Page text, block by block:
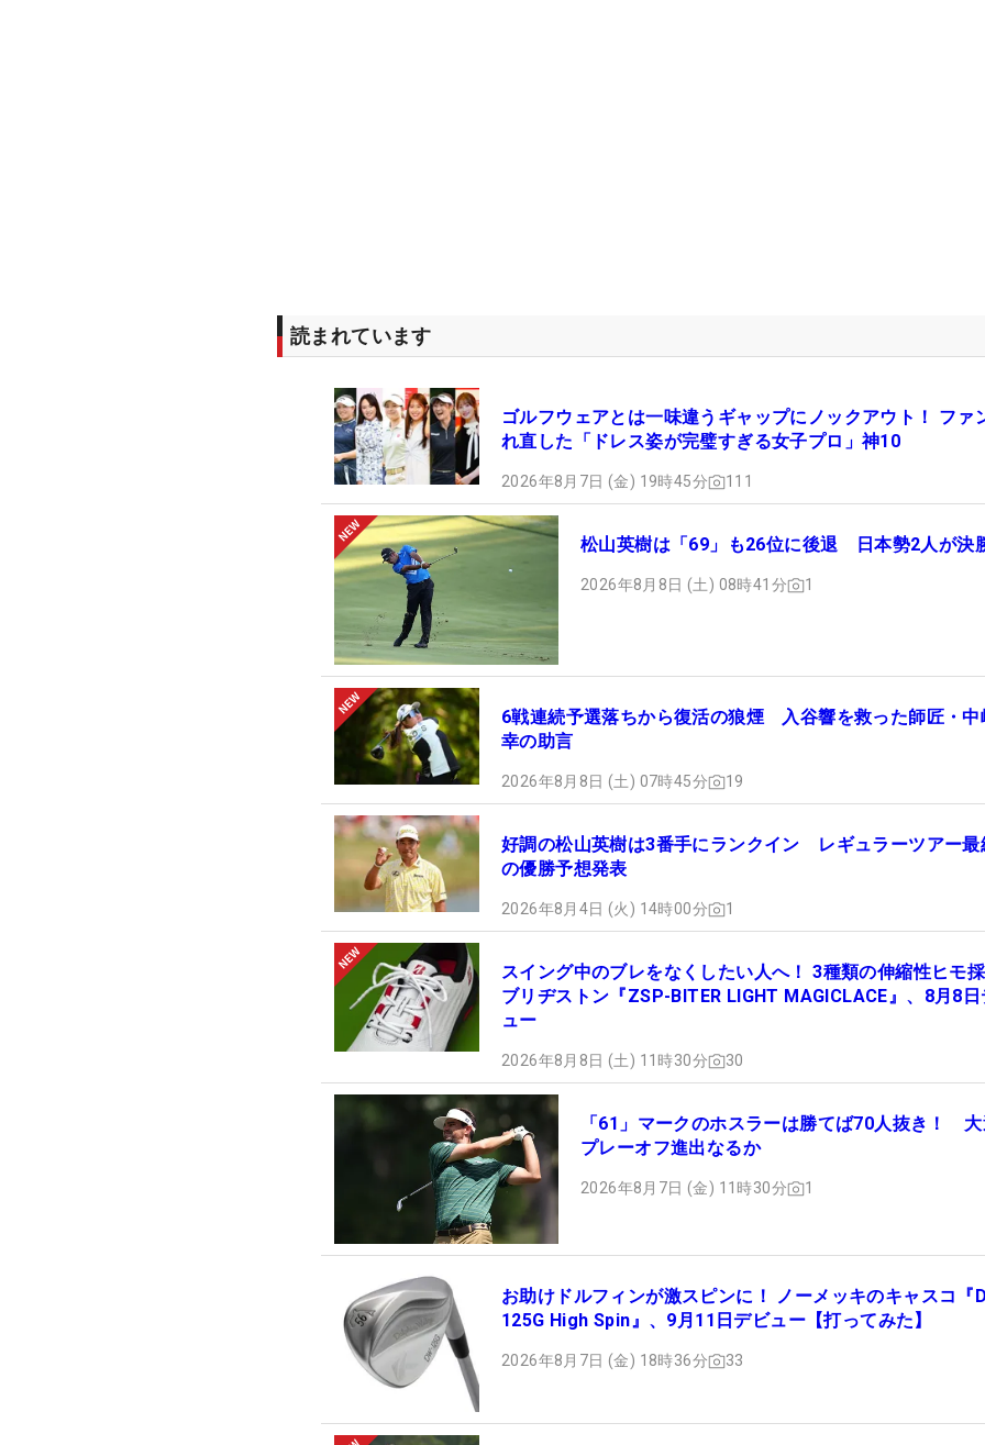
読まれています
ゴルフウェアとは一味違うギャップにノックアウト！ ファ
れ直した「ドレス姿が完璧すぎる女子プロ」神10
2026年8月7日 (金) 19時45分 111
松山英樹は「69」も26位に後退 日本勢2人が決
2026年8月8日 (土) 08時41分 1
6戦連続予選落ちから復活の狼煙 入谷響を救った師匠・中
幸の助言
2026年8月8日 (土) 07時45分 19
好調の松山英樹は3番手にランクイン レギュラーツアー最
の優勝予想発表
2026年8月4日 (火) 14時00分 1
スイング中のブレをなくしたい人へ！ 3種類の伸縮性ヒモ
ブリヂストン『ZSP-BITER LIGHT MAGICLACE』、8月8
ュー
2026年8月8日 (土) 11時30分 30
「61」マークのホスラーは勝てば70人抜き！
プレーオフ進出なるか
2026年8月7日 (金) 11時30分 1
お助けドルフィンが激スピンに！ ノーメッキのキャスコ『
125G High Spin』、9月11日デビュー【打ってみた】
2026年8月7日 (金) 18時36分 33